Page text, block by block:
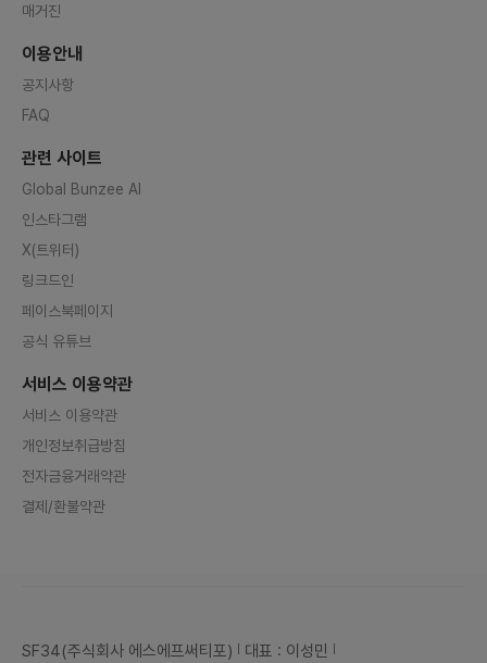
매거진
이용안내
공지사항
FAQ
관련 사이트
Global Bunzee AI
인스타그램
X(트위터)
링크드인
페이스북페이지
공식 유튜브
서비스 이용약관
서비스 이용약관
개인정보취급방침
전자금융거래약관
결제/환불약관
SF34(주식회사 에스에프써티포)
대표 : 이성민